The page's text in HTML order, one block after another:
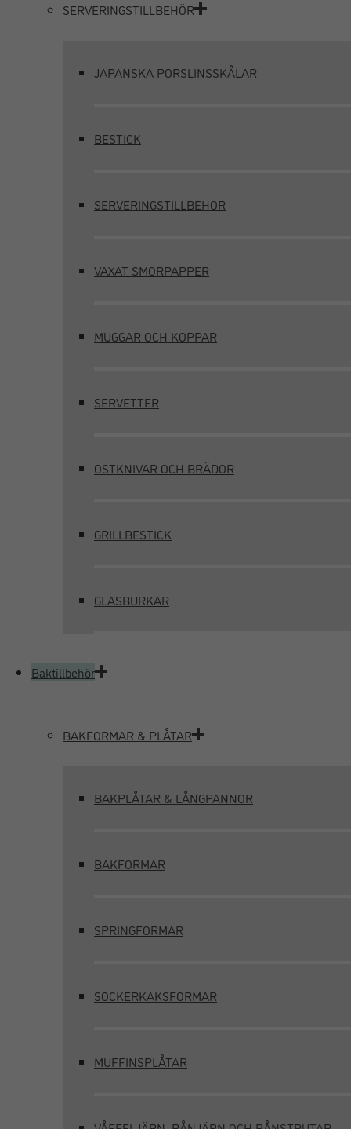
SERVERINGSTILLBEHÖR
JAPANSKA PORSLINSSKÅLAR
BESTICK
SERVERINGSTILLBEHÖR
VAXAT SMÖRPAPPER
MUGGAR OCH KOPPAR
SERVETTER
OSTKNIVAR OCH BRÄDOR
GRILLBESTICK
GLASBURKAR
Baktillbehör
BAKFORMAR & PLÅTAR
BAKPLÅTAR & LÅNGPANNOR
BAKFORMAR
SPRINGFORMAR
SOCKERKAKSFORMAR
MUFFINSPLÅTAR